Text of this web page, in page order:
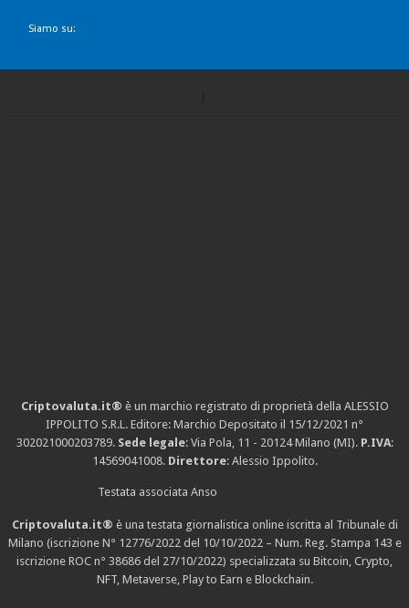
Siamo su:
Criptovaluta.it® è un marchio registrato di proprietà della ALESSIO
IPPOLITO S.R.L. Editore: Marchio Depositato il 15/12/2021 n°
302021000203789. Sede legale: Via Pola, 11 - 20124 Milano (MI). P.IVA:
14569041008. Direttore: Alessio Ippolito.
Testata associata Anso
Criptovaluta.it® è una testata giornalistica online iscritta al Tribunale di
Milano (iscrizione N° 12776/2022 del 10/10/2022 – Num. Reg. Stampa 143 e
iscrizione ROC n° 38686 del 27/10/2022) specializzata su Bitcoin, Crypto,
NFT, Metaverse, Play to Earn e Blockchain.